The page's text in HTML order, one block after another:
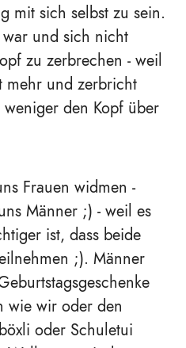
mit sich selbst zu sein.
und sich nicht
zu zerbrechen - weil
mehr und zerbricht
den Kopf über
Frauen widmen -
Männer ;) - weil es
ist, dass beide
;). Männer
wie wir oder den
oder Schuletui